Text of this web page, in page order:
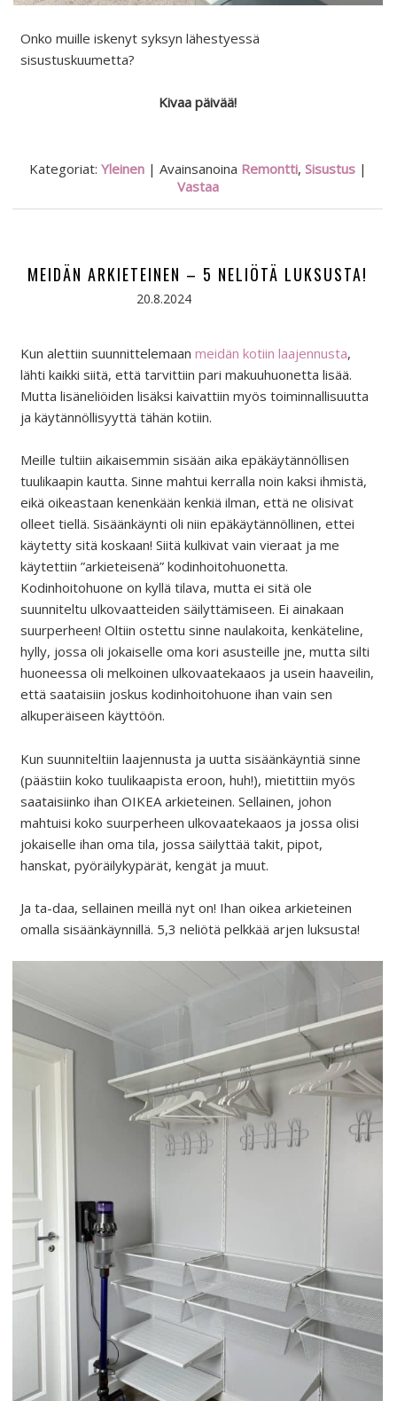
Onko muille iskenyt syksyn lähestyessä
sisustuskuumetta?
Kivaa päivää!
Kategoriat: Yleinen | Avainsanoina Remontti, Sisustus |
Vastaa
MEIDÄN ARKIETEINEN – 5 NELIÖTÄ LUKSUSTA!
20.8.2024
Kun alettiin suunnittelemaan meidän kotiin laajennusta,
lähti kaikki siitä, että tarvittiin pari makuuhuonetta lisää.
Mutta lisäneliöiden lisäksi kaivattiin myös toiminnallisuutta
ja käytännöllisyyttä tähän kotiin.
Meille tultiin aikaisemmin sisään aika epäkäytännöllisen
tuulikaapin kautta. Sinne mahtui kerralla noin kaksi ihmistä,
eikä oikeastaan kenenkään kenkiä ilman, että ne olisivat
olleet tiellä. Sisäänkäynti oli niin epäkäytännöllinen, ettei
käytetty sitä koskaan! Siitä kulkivat vain vieraat ja me
käytettiin ”arkieteisenä” kodinhoitohuonetta.
Kodinhoitohuone on kyllä tilava, mutta ei sitä ole
suunniteltu ulkovaatteiden säilyttämiseen. Ei ainakaan
suurperheen! Oltiin ostettu sinne naulakoita, kenkäteline,
hylly, jossa oli jokaiselle oma kori asusteille jne, mutta silti
huoneessa oli melkoinen ulkovaatekaaos ja usein haaveilin,
että saataisiin joskus kodinhoitohuone ihan vain sen
alkuperäiseen käyttöön.
Kun suunniteltiin laajennusta ja uutta sisäänkäyntiä sinne
(päästiin koko tuulikaapista eroon, huh!), mietittiin myös
saataisiinko ihan OIKEA arkieteinen. Sellainen, johon
mahtuisi koko suurperheen ulkovaatekaaos ja jossa olisi
jokaiselle ihan oma tila, jossa säilyttää takit, pipot,
hanskat, pyöräilykypärät, kengät ja muut.
Ja ta-daa, sellainen meillä nyt on! Ihan oikea arkieteinen
omalla sisäänkäynnillä. 5,3 neliötä pelkkää arjen luksusta!